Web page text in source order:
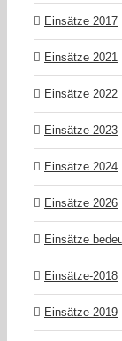
Einsätze 2017
Einsätze 2021
Einsätze 2022
Einsätze 2023
Einsätze 2024
Einsätze 2026
Einsätze
Einsätze-2018
Einsätze-2019